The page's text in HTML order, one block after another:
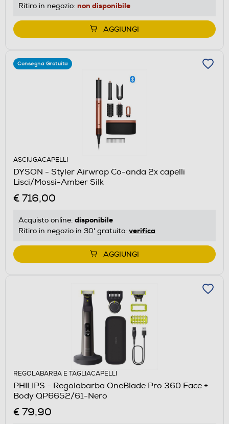
Ritiro in negozio: non disponibile
AGGIUNGI
Consegna Gratuita
ASCIUGACAPELLI
DYSON - Styler Airwrap Co-anda 2x capelli
Lisci/Mossi-Amber Silk
€ 716,00
Acquisto online: disponibile
Ritiro in negozio in 30' gratuito: verifica
AGGIUNGI
REGOLABARBA E TAGLIACAPELLI
PHILIPS - Regolabarba OneBlade Pro 360 Face +
Body QP6652/61-Nero
€ 79,90